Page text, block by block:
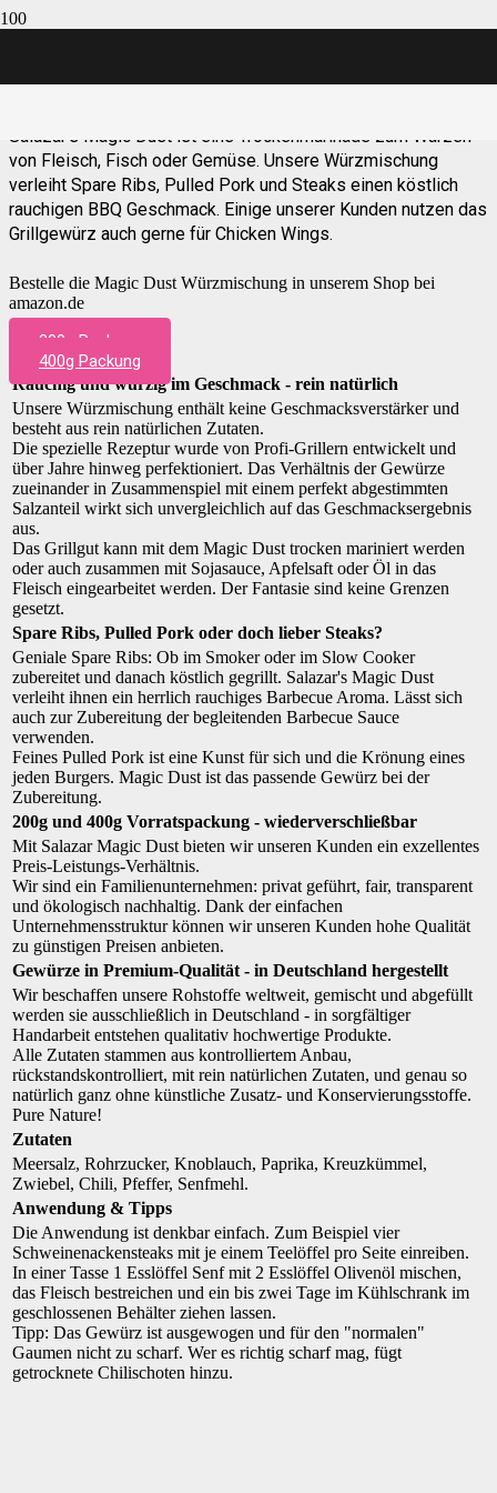
Magic Dust
Salazar‘s Magic Dust ist eine Trockenmarinade zum Würzen
von Fleisch, Fisch oder Gemüse. Unsere Würzmischung
verleiht Spare Ribs, Pulled Pork und Steaks einen köstlich
rauchigen BBQ Geschmack. Einige unserer Kunden nutzen das
Grillgewürz auch gerne für Chicken Wings.
Bestelle die Magic Dust Würzmischung in unserem Shop bei
amazon.de
200g Packung
400g Packung
Rauchig und würzig im Geschmack - rein natürlich
Unsere Würzmischung enthält keine Geschmacksverstärker und
besteht aus rein natürlichen Zutaten.
Die spezielle Rezeptur wurde von Profi-Grillern entwickelt und
über Jahre hinweg perfektioniert. Das Verhältnis der Gewürze
zueinander in Zusammenspiel mit einem perfekt abgestimmten
Salzanteil wirkt sich unvergleichlich auf das Geschmacksergebnis
aus.
Das Grillgut kann mit dem Magic Dust trocken mariniert werden
oder auch zusammen mit Sojasauce, Apfelsaft oder Öl in das
Fleisch eingearbeitet werden. Der Fantasie sind keine Grenzen
gesetzt.
Spare Ribs, Pulled Pork oder doch lieber Steaks?
Geniale Spare Ribs: Ob im Smoker oder im Slow Cooker
zubereitet und danach köstlich gegrillt. Salazar's Magic Dust
verleiht ihnen ein herrlich rauchiges Barbecue Aroma. Lässt sich
auch zur Zubereitung der begleitenden Barbecue Sauce
verwenden.
Feines Pulled Pork ist eine Kunst für sich und die Krönung eines
jeden Burgers. Magic Dust ist das passende Gewürz bei der
Zubereitung.
200g und 400g Vorratspackung - wiederverschließbar
Mit Salazar Magic Dust bieten wir unseren Kunden ein exzellentes
Preis-Leistungs-Verhältnis.
Wir sind ein Familienunternehmen: privat geführt, fair, transparent
und ökologisch nachhaltig. Dank der einfachen
Unternehmensstruktur können wir unseren Kunden hohe Qualität
zu günstigen Preisen anbieten.
Gewürze in Premium-Qualität - in Deutschland hergestellt
Wir beschaffen unsere Rohstoffe weltweit, gemischt und abgefüllt
werden sie ausschließlich in Deutschland - in sorgfältiger
Handarbeit entstehen qualitativ hochwertige Produkte.
Alle Zutaten stammen aus kontrolliertem Anbau,
rückstandskontrolliert, mit rein natürlichen Zutaten, und genau so
natürlich ganz ohne künstliche Zusatz- und Konservierungsstoffe.
Pure Nature!
Zutaten
Meersalz, Rohrzucker, Knoblauch, Paprika, Kreuzkümmel,
Zwiebel, Chili, Pfeffer, Senfmehl.
Anwendung & Tipps
Die Anwendung ist denkbar einfach. Zum Beispiel vier
Schweinenackensteaks mit je einem Teelöffel pro Seite einreiben.
In einer Tasse 1 Esslöffel Senf mit 2 Esslöffel Olivenöl mischen,
das Fleisch bestreichen und ein bis zwei Tage im Kühlschrank im
geschlossenen Behälter ziehen lassen.
Tipp: Das Gewürz ist ausgewogen und für den "normalen"
Gaumen nicht zu scharf. Wer es richtig scharf mag, fügt
getrocknete Chilischoten hinzu.